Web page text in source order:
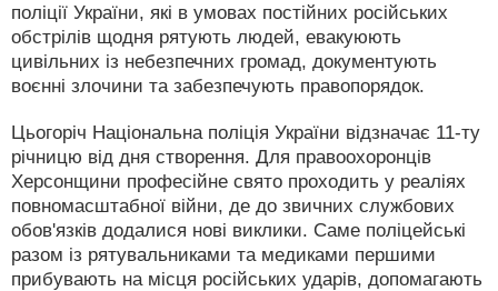
поліції України, які в умовах постійних російських
обстрілів щодня рятують людей, евакуюють
цивільних із небезпечних громад, документують
воєнні злочини та забезпечують правопорядок.
Цьогоріч Національна поліція України відзначає 11-ту
річницю від дня створення. Для правоохоронців
Херсонщини професійне свято проходить у реаліях
повномасштабної війни, де до звичних службових
обов'язків додалися нові виклики. Саме поліцейські
разом із рятувальниками та медиками першими
прибувають на місця російських ударів, допомагають